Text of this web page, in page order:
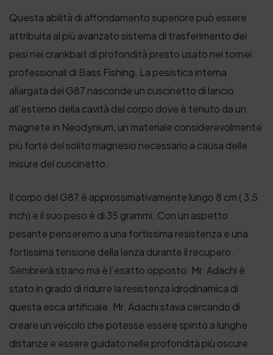
Questa abilità di affondamento superiore può essere
attribuita al più avanzato sistema di trasferimento dei
pesi nei crankbait di profondità presto usato nei tornei
professionali di Bass Fishing. La pesistica interna
allargata del G87 nasconde un cuscinetto di lancio
all’esterno della cavità del corpo dove è tenuto da un
magnete in Neodynium, un materiale considerevolmente
più forte del solito magnesio necessario a causa delle
misure del cuscinetto.
Il corpo del G87 è approssimativamente lungo 8 cm ( 3,5
inch) e il suo peso è di 35 grammi. Con un aspetto
pesante penseremo a una fortissima resistenza e una
fortissima tensione della lenza durante il recupero.
Sembrerà strano ma è l’esatto opposto. Mr. Adachi è
stato in grado di ridurre la resistenza idrodinamica di
questa esca artificiale. Mr. Adachi stava cercando di
creare un veicolo che potesse essere spinto a lunghe
distanze e essere guidato nelle profondità più oscure